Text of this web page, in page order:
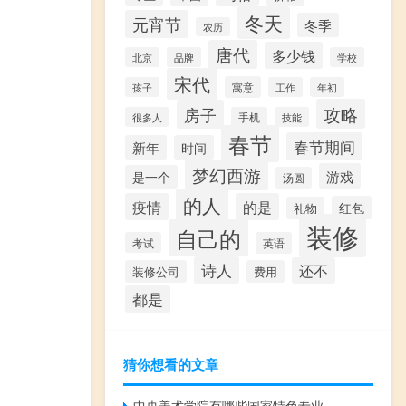
元宵节 农历 冬天 冬季
北京 品牌 唐代 多少钱 学校
孩子 宋代 寓意 工作 年初
很多人 房子 手机 技能 攻略
新年 时间 春节 春节期间
是一个 梦幻西游 汤圆 游戏
疫情 的人 的是 礼物 红包
考试 自己的 英语 装修
装修公司 诗人 费用 还不
都是
猜你想看的文章